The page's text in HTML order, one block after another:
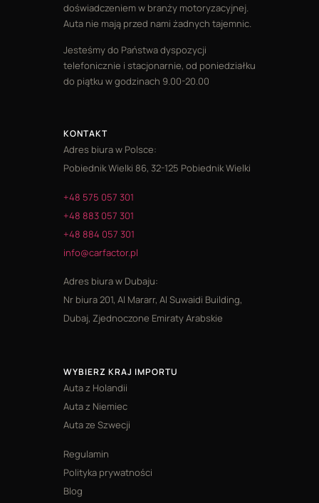
doświadczeniem w branży motoryzacyjnej.
Auta nie mają przed nami żadnych tajemnic.
Jesteśmy do Państwa dyspozycji
telefonicznie i stacjonarnie, od poniedziałku
do piątku w godzinach 9.00-20.00
KONTAKT
Adres biura w Polsce:
Pobiednik Wielki 86, 32-125 Pobiednik Wielki
+48 575 057 301
+48 883 057 301
+48 884 057 301
info@carfactor.pl
Adres biura w Dubaju:
Nr biura 201, Al Mararr, Al Suwaidi Building,
Dubaj, Zjednoczone Emiraty Arabskie
WYBIERZ KRAJ IMPORTU
Auta z Holandii
Auta z Niemiec
Auta ze Szwecji
Regulamin
Polityka prywatności
Blog